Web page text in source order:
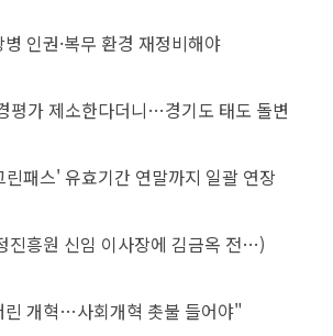
인권·복무 환경 재정비해야
평가 제소한다더니…경기도 태도 돌변
패스' 유효기간 연말까지 일괄 연장
진흥원 신임 이사장에 김금옥 전…)
개혁…사회개혁 촛불 들어야"